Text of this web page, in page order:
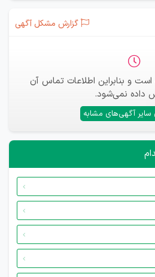
گزارش مشکل آگهی
و بنابراین اطلاعات تماس آن
داده نمی‌شود.
آگهی‌های مشابه